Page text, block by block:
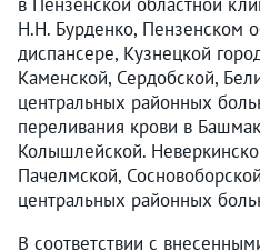
Н.Н. Бурденко, Пензенском
диспансере, Кузнецкой
Каменской, Сердобской,
центральных районных
переливания крови в
Колышлейской.
Пачелмской,
центральных районных
В соответствии с